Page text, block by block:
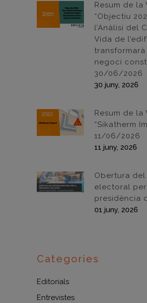
Resum de la
“Objectiu
l’Anàlisi del
Vida de
negoci
30/06/2026
30 juny, 2026
Resum de la
“Sikatherm
11/06/2026
11 juny, 2026
Obertura
electoral
presidència
01 juny, 2026
Categories
Editorials
Entrevistes